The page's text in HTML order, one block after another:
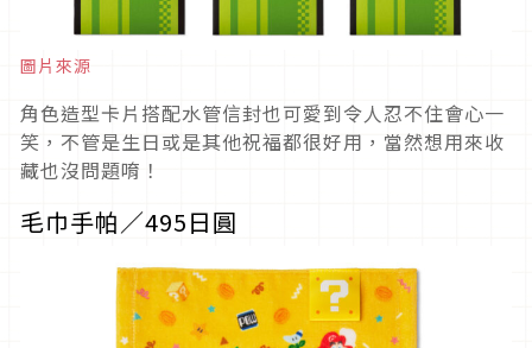
圖片來源
角色造型卡片搭配水管信封也可愛到令人忍不住會心一
笑，不管是生日或是其他祝福都很好用，當然想用來收
藏也沒問題唷！
毛巾手帕／495日圓